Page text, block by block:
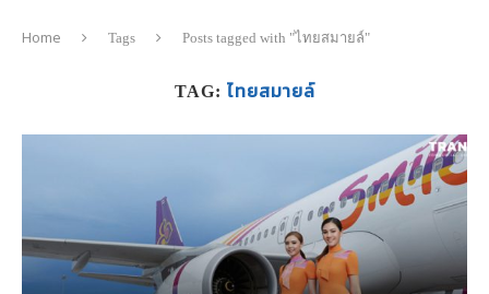
Home Tags Posts tagged with "ไทยสมายล์"
TAG: ไทยสมายล์